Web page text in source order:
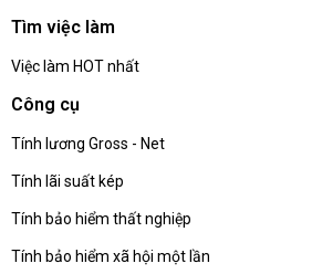
Tìm việc làm
Việc làm HOT nhất
Công cụ
Tính lương Gross - Net
Tính lãi suất kép
Tính bảo hiểm thất nghiệp
Tính bảo hiểm xã hội một lần